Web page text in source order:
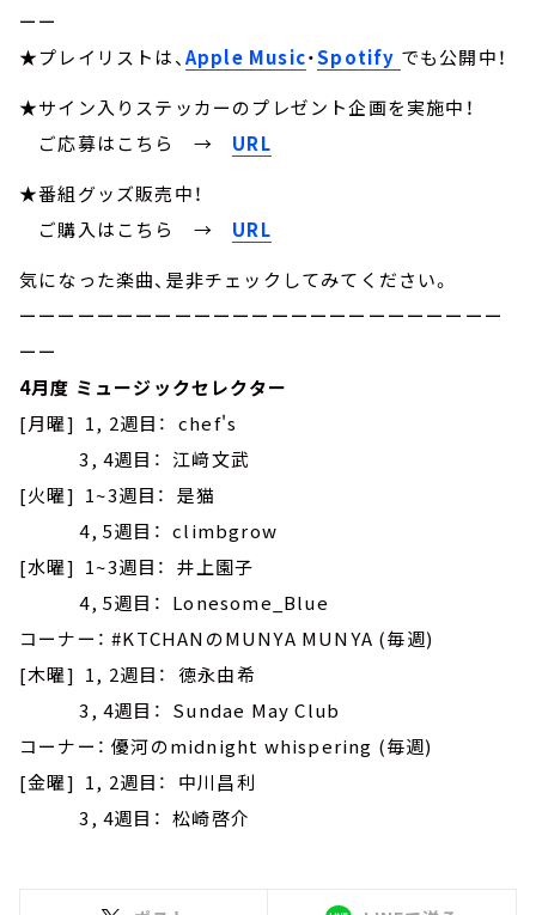
ーー
★プレイリストは、Apple Music・Spotify でも公開中！
★サイン入りステッカーのプレゼント企画を実施中！
ご応募はこちら →
URL
★番組グッズ販売中！
ご購入はこちら → URL
気になった楽曲、是非チェックしてみてください。
ーーーーーーーーーーーーーーーーーーーーーーーーー
ーー
4月度 ミュージックセレクター
[月曜] 1, 2週目： chef's
3, 4週目： 江﨑文武
[火曜] 1~3週目： 是猫
4, 5週目： climbgrow
[水曜] 1~3週目： 井上園子
4, 5週目： Lonesome_Blue
コーナー： #KTCHANのMUNYA MUNYA (毎週)
[木曜] 1, 2週目： 徳永由希
3, 4週目： Sundae May Club
コーナー： 優河のmidnight whispering (毎週)
[金曜] 1, 2週目： 中川昌利
3, 4週目： 松崎啓介